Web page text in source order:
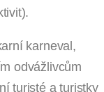
karneval,
odvážlivcům
turisté a turistky